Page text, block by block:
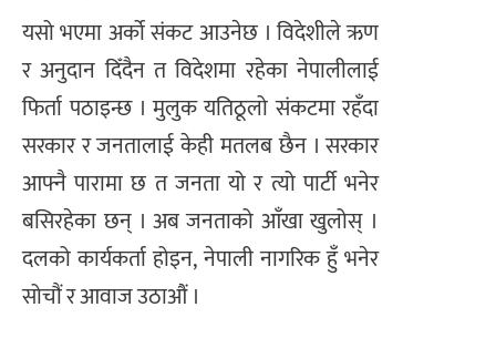
यसो भएमा अर्को संकट आउनेछ । विदेशीले ऋण
र अनुदान दिँदैन त विदेशमा रहेका नेपालीलाई
फिर्ता पठाइन्छ । मुलुक यतिठूलो संकटमा रहँदा
सरकार र जनतालाई केही मतलब छैन । सरकार
आफ्नै पारामा छ त जनता यो र त्यो पार्टी भनेर
बसिरहेका छन् । अब जनताको आँखा खुलोस् ।
दलको कार्यकर्ता होइन, नेपाली नागरिक हुँ भनेर
सोचौं र आवाज उठाऔं ।